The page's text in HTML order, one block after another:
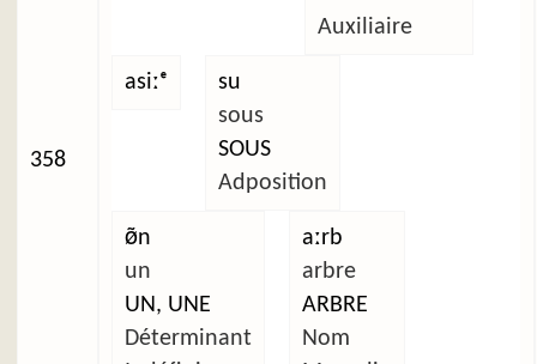
358
Auxiliaire
asiːᵉ
su
sous
SOUS
Adposition
ø̃n
un
UN, UNE
Déterminant
aːrb
arbre
ARBRE
Nom